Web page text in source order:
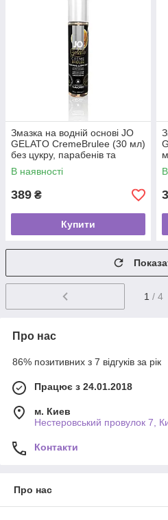
Змазка на водній основі JO
GELATO CremeBrulee (30 мл)
без цукру, парабенів та
пропіленгліколю
В наявності
389 ₴
Купити
1 / 4
Про нас
86% позитивних з 7 відгуків за рік
Працює з 24.01.2018
м. Киев
Нестеровський провулок 7,
Контакти
Про нас